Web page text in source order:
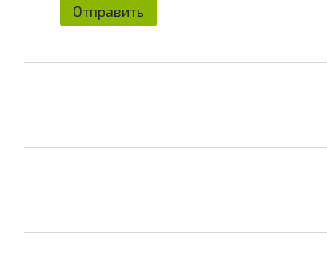
Отправить